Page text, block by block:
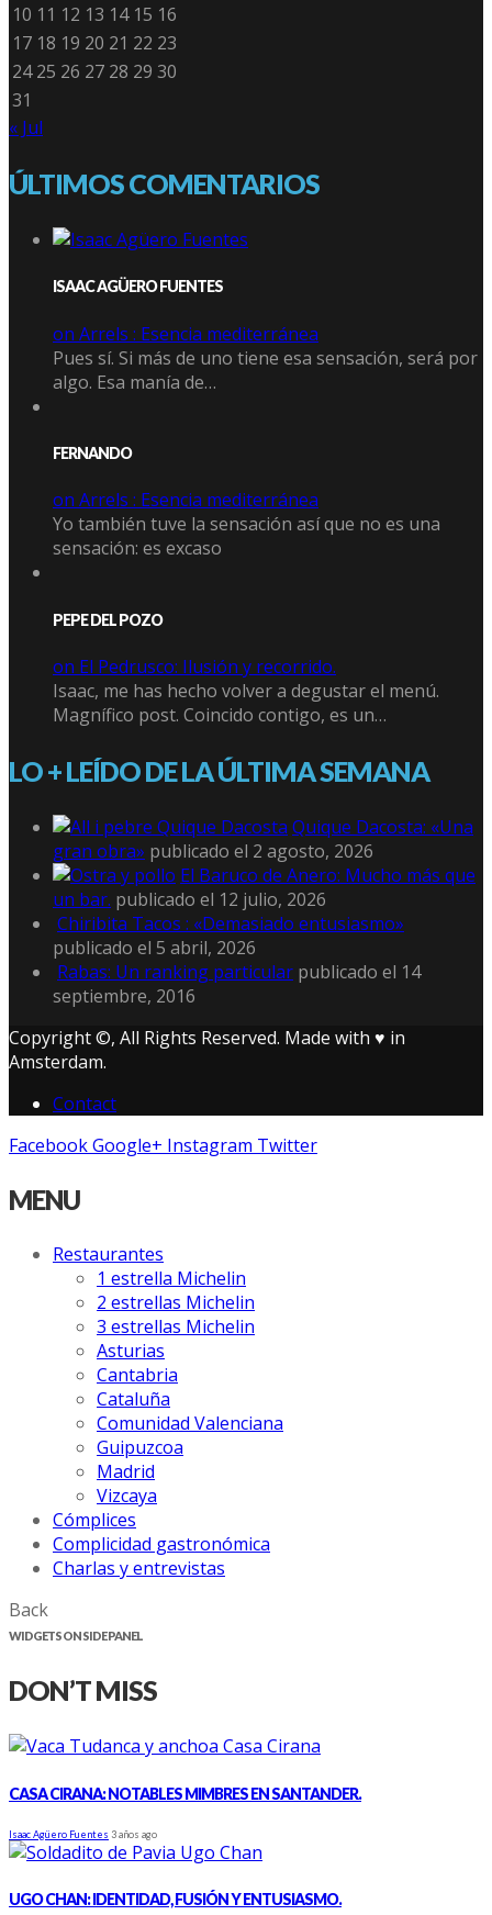
10 11 12 13 14 15 16
17 18 19 20 21 22 23
24 25 26 27 28 29 30
31
« Jul
ÚLTIMOS COMENTARIOS
ISAAC AGÜERO FUENTES
on Arrels : Esencia mediterránea
Pues sí. Si más de uno tiene esa sensación, será por
algo. Esa manía de…
FERNANDO
on Arrels : Esencia mediterránea
Yo también tuve la sensación así que no es una
sensación: es excaso
PEPE DEL POZO
on El Pedrusco: Ilusión y recorrido.
Isaac, me has hecho volver a degustar el menú.
Magnífico post. Coincido contigo, es un…
LO + LEÍDO DE LA ÚLTIMA SEMANA
Quique Dacosta: «Una
gran obra» publicado el 2 agosto, 2026
El Baruco de Anero: Mucho más que
un bar. publicado el 12 julio, 2026
Chiribita Tacos : «Demasiado entusiasmo»
publicado el 5 abril, 2026
Rabas: Un ranking particular publicado el 14
septiembre, 2016
Copyright ©, All Rights Reserved. Made with ♥ in
Amsterdam.
Contact
FacebookGoogle+ Instagram Twitter
MENU
Restaurantes
1 estrella Michelin
2 estrellas Michelin
3 estrellas Michelin
Asturias
Cantabria
Cataluña
Comunidad Valenciana
Guipuzcoa
Madrid
Vizcaya
Cómplices
Complicidad gastronómica
Charlas y entrevistas
Back
WIDGETS ON SIDE PANEL
DON’T MISS
CASA CIRANA: NOTABLES MIMBRES EN SANTANDER.
Isaac Agüero Fuentes 3 años ago
UGO CHAN: IDENTIDAD, FUSIÓN Y ENTUSIASMO.